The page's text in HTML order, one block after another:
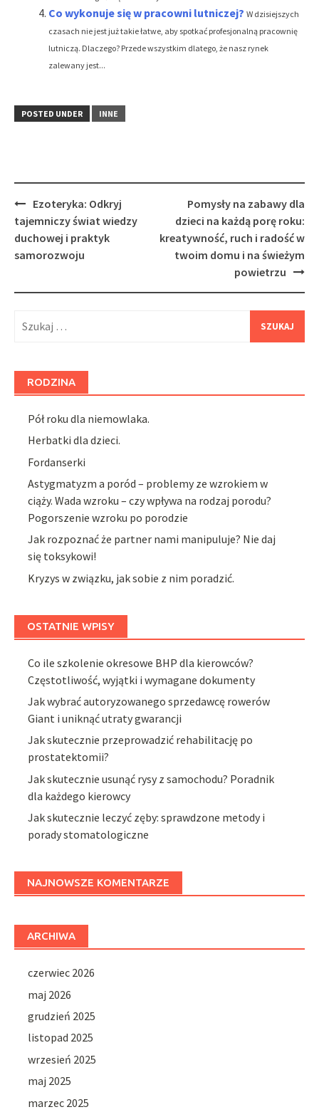
Co wykonuje się w pracowni lutniczej? W dzisiejszych
czasach nie jest już takie łatwe, aby spotkać profesjonalną pracownię
lutniczą. Dlaczego? Przede wszystkim dlatego, że nasz rynek
zalewany jest...
POSTED UNDER INNE
Post
navigation
Ezoteryka: Odkryj
tajemniczy świat wiedzy
duchowej i praktyk
samorozwoju
Pomysły na zabawy dla
dzieci na każdą porę roku:
kreatywność, ruch i radość w
twoim domu i na świeżym
powietrzu
RODZINA
Pół roku dla niemowlaka.
Herbatki dla dzieci.
Fordanserki
Astygmatyzm a poród – problemy ze wzrokiem w
ciąży. Wada wzroku – czy wpływa na rodzaj porodu?
Pogorszenie wzroku po porodzie
Jak rozpoznać że partner nami manipuluje? Nie daj
się toksykowi!
Kryzys w związku, jak sobie z nim poradzić.
OSTATNIE WPISY
Co ile szkolenie okresowe BHP dla kierowców?
Częstotliwość, wyjątki i wymagane dokumenty
Jak wybrać autoryzowanego sprzedawcę rowerów
Giant i uniknąć utraty gwarancji
Jak skutecznie przeprowadzić rehabilitację po
prostatektomii?
Jak skutecznie usunąć rysy z samochodu? Poradnik
dla każdego kierowcy
Jak skutecznie leczyć zęby: sprawdzone metody i
porady stomatologiczne
NAJNOWSZE KOMENTARZE
ARCHIWA
czerwiec 2026
maj 2026
grudzień 2025
listopad 2025
wrzesień 2025
maj 2025
marzec 2025